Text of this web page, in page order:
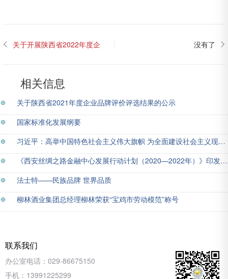
关于开展陕西省2022年度企
没有了
相关信息
关于陕西省2021年度企业品牌评价评选结果的公示
国家标准化发展纲要
习近平：高举中国特色社会主义伟大旗帜 为全面建设社会主义现代化国家而团结奋斗——在中国共产党第二十次全国代表大会上的报告
《西安丝绸之路金融中心发展行动计划（2020—2022年）》印发 15项重大行动开启发展新局面
法士特——民族品牌 世界品质
柳林酒业集团总经理柳林荣获“宝鸡市劳动模范”称号
联系我们
办公室电话： 029-86675150
手机： 13991225299